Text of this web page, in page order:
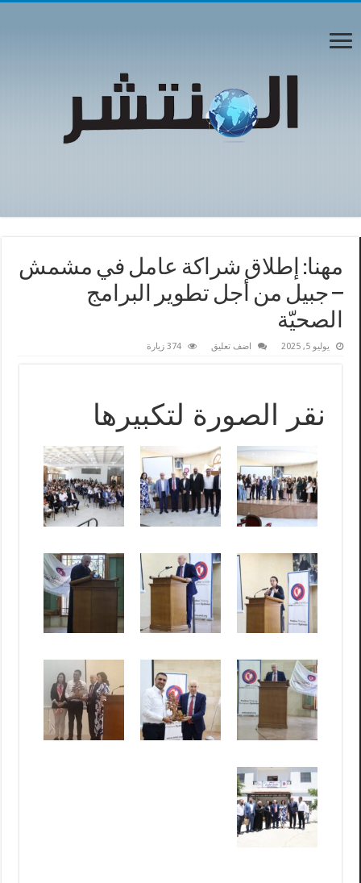
مهنا: إطلاق شراكة عامل في مشمش
– جبيل من أجل تطوير البرامج
الصحيّة
يوليو 5, 2025 اضف تعليق 374 زيارة
نقر الصورة لتكبيرها